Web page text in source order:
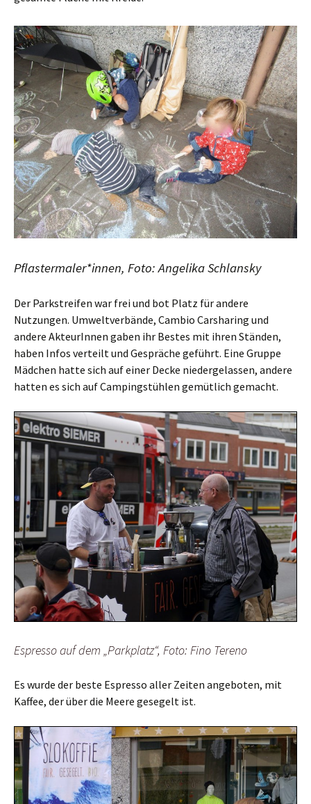
Pflastermaler*innen, Foto: Angelika Schlansky
Der Parkstreifen war frei und bot Platz für andere
Nutzungen. Umweltverbände, Cambio Carsharing und
andere AkteurInnen gaben ihr Bestes mit ihren Ständen,
haben Infos verteilt und Gespräche geführt. Eine Gruppe
Mädchen hatte sich auf einer Decke niedergelassen, andere
hatten es sich auf Campingstühlen gemütlich gemacht.
Espresso auf dem „Parkplatz“, Foto: Fino Tereno
Es wurde der beste Espresso aller Zeiten angeboten, mit
Kaffee, der über die Meere gesegelt ist.